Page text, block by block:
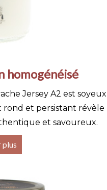
homogénéisé
Jersey A2 est soyeux
et persistant révèle
et savoureux.
plus